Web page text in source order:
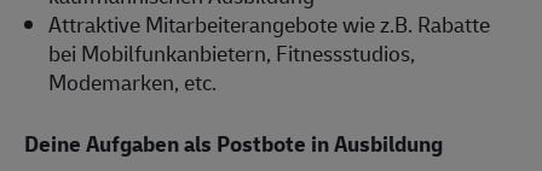
Attraktive Mitarbeiterangebote wie z.B. Rabatte
bei Mobilfunkanbietern, Fitnessstudios,
Modemarken, etc.
Deine Aufgaben als Postbote in Ausbildung